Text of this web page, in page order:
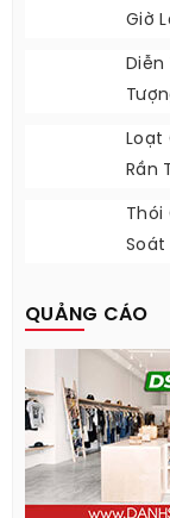
Giờ
Diễn
Loạt
Rần
Thói
Soát
QUẢNG CÁO